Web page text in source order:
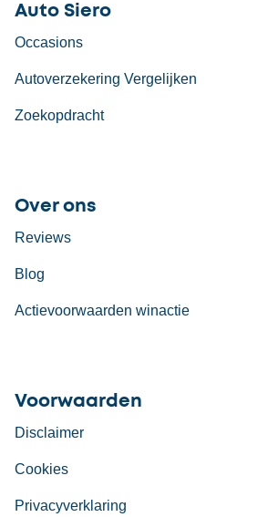
Auto Siero
Occasions
Autoverzekering Vergelijken
Zoekopdracht
Over ons
Reviews
Blog
Actievoorwaarden winactie
Voorwaarden
Disclaimer
Cookies
Privacyverklaring